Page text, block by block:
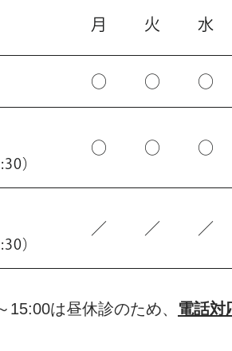
月 火 水
○ ○ ○
）
○ ○ ○
）
／ ／ ／
15:00は昼休診のため、 電話対